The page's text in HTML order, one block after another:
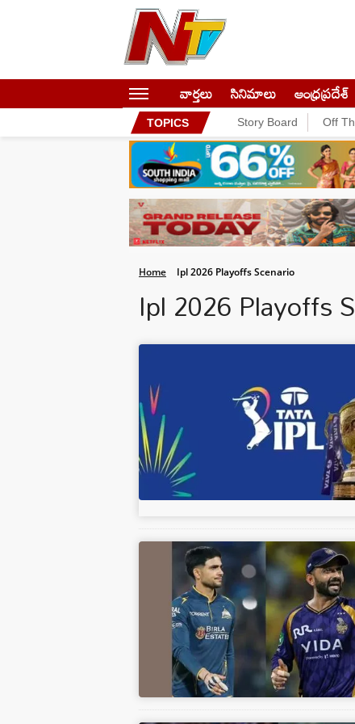
వార్తలు సినిమాలు ఆంధ్రప్రదేశ్
TOPICS Story Board Off
Home Ipl 2026 Playoffs Scenario
Ipl 2026 Playoffs